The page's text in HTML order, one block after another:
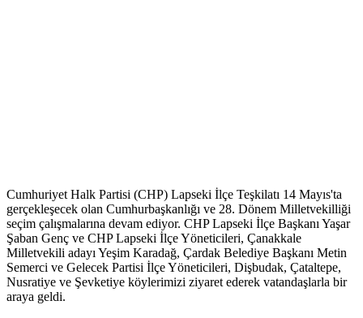
Cumhuriyet Halk Partisi (CHP) Lapseki İlçe Teşkilatı 14 Mayıs'ta
gerçekleşecek olan Cumhurbaşkanlığı ve 28. Dönem Milletvekilliği
seçim çalışmalarına devam ediyor. CHP Lapseki İlçe Başkanı Yaşar
Şaban Genç ve CHP Lapseki İlçe Yöneticileri, Çanakkale
Milletvekili adayı Yeşim Karadağ, Çardak Belediye Başkanı Metin
Semerci ve Gelecek Partisi İlçe Yöneticileri, Dişbudak, Çataltepe,
Nusratiye ve Şevketiye köylerimizi ziyaret ederek vatandaşlarla bir
araya geldi.